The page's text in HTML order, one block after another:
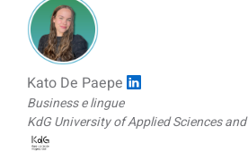
Kato De Paepe
Business e lingue
KdG University of Applied Sciences